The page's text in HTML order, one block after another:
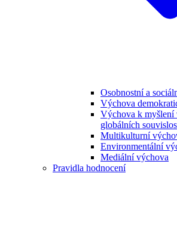
Osobnostní a
Výchova
Výchova k myšlení
globálních
Multikulturní
Environmentální
Mediální výchova
Pravidla hodnocení